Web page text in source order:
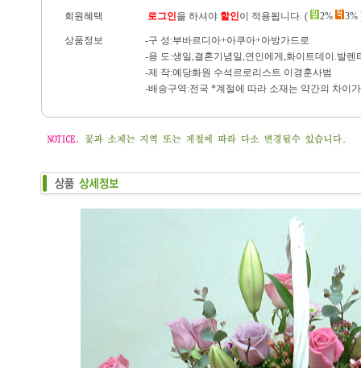
회원혜택 로그인을 하셔야 할인이 적용됩니다. ( 2% 3%
상품정보
-구 성:부바르디아+아쿠아+아방가드로
-용 도:생일,결혼기념일,연인에게,화이트데이.발렌
-제 작:예당화원 수석르로리스트 이경훈사범
-배송구역:전국 *계절에 따라 소재는 약간의 차이